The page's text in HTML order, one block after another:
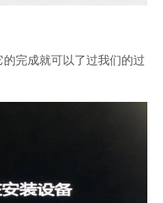
完成就可以了过我们的过